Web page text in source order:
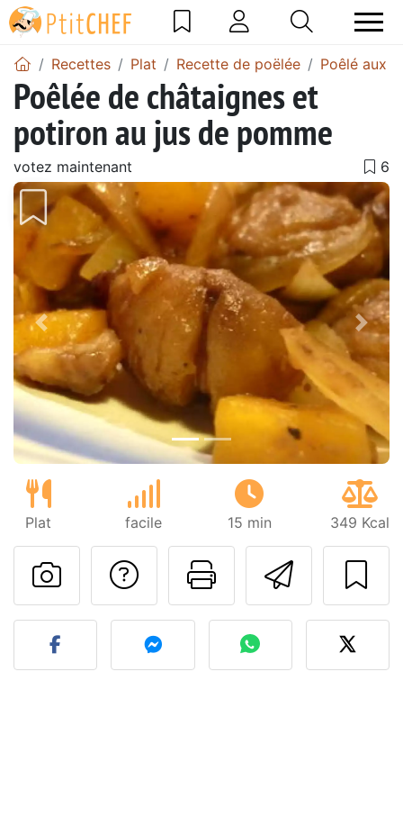
Recettes Plat Recette de poëlée Poêlé aux
Poêlée de châtaignes et
potiron au jus de pomme
votez maintenant
Précédent
Plat facile 15 min 349 Kcal
Imprimer
Poser une
Publier votre photo de